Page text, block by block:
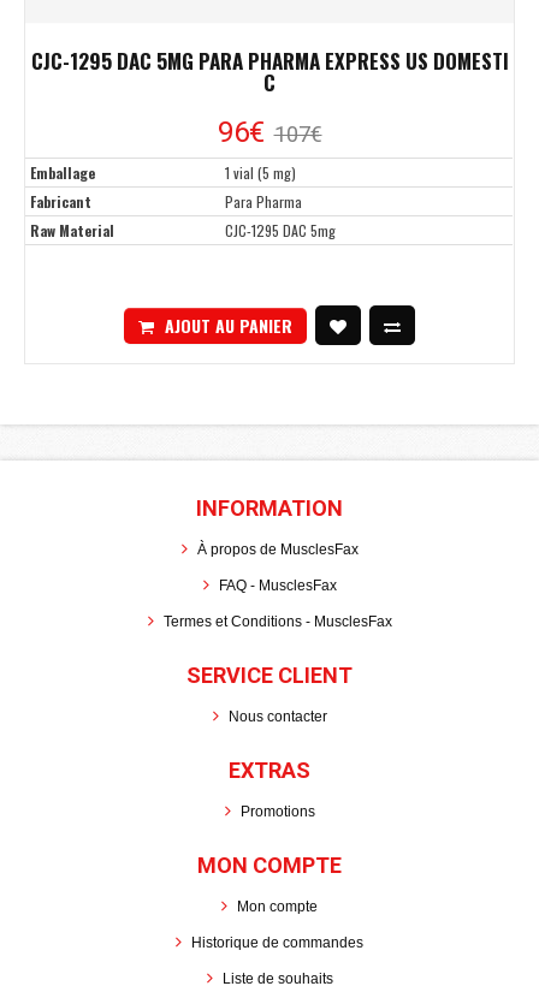
CJC-1295 DAC 5MG PARA PHARMA EXPRESS US DOMESTI
C
96€ 107€
Emballage
1 vial (5 mg)
Fabricant
Para Pharma
Raw Material
CJC-1295 DAC 5mg
AJOUT AU PANIER
INFORMATION
À propos de MusclesFax
FAQ - MusclesFax
Termes et Conditions - MusclesFax
SERVICE CLIENT
Nous contacter
EXTRAS
Promotions
MON COMPTE
Mon compte
Historique de commandes
Liste de souhaits